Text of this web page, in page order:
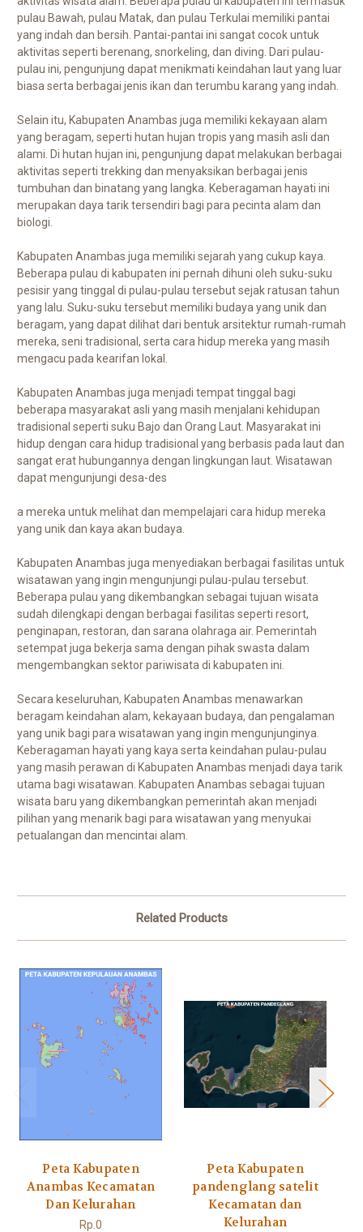
pulau Bawah, pulau Matak, dan pulau Terkulai memiliki pantai
yang indah dan bersih. Pantai-pantai ini sangat cocok untuk
aktivitas seperti berenang, snorkeling, dan diving. Dari pulau-
pulau ini, pengunjung dapat menikmati keindahan laut yang luar
biasa serta berbagai jenis ikan dan terumbu karang yang indah.
Selain itu, Kabupaten Anambas juga memiliki kekayaan alam
yang beragam, seperti hutan hujan tropis yang masih asli dan
alami. Di hutan hujan ini, pengunjung dapat melakukan berbagai
aktivitas seperti trekking dan menyaksikan berbagai jenis
tumbuhan dan binatang yang langka. Keberagaman hayati ini
merupakan daya tarik tersendiri bagi para pecinta alam dan
biologi.
Kabupaten Anambas juga memiliki sejarah yang cukup kaya.
Beberapa pulau di kabupaten ini pernah dihuni oleh suku-suku
pesisir yang tinggal di pulau-pulau tersebut sejak ratusan tahun
yang lalu. Suku-suku tersebut memiliki budaya yang unik dan
beragam, yang dapat dilihat dari bentuk arsitektur rumah-rumah
mereka, seni tradisional, serta cara hidup mereka yang masih
mengacu pada kearifan lokal.
Kabupaten Anambas juga menjadi tempat tinggal bagi
beberapa masyarakat asli yang masih menjalani kehidupan
tradisional seperti suku Bajo dan Orang Laut. Masyarakat ini
hidup dengan cara hidup tradisional yang berbasis pada laut dan
sangat erat hubungannya dengan lingkungan laut. Wisatawan
dapat mengunjungi desa-des
a mereka untuk melihat dan mempelajari cara hidup mereka
yang unik dan kaya akan budaya.
Kabupaten Anambas juga menyediakan berbagai fasilitas untuk
wisatawan yang ingin mengunjungi pulau-pulau tersebut.
Beberapa pulau yang dikembangkan sebagai tujuan wisata
sudah dilengkapi dengan berbagai fasilitas seperti resort,
penginapan, restoran, dan sarana olahraga air. Pemerintah
setempat juga bekerja sama dengan pihak swasta dalam
mengembangkan sektor pariwisata di kabupaten ini.
Secara keseluruhan, Kabupaten Anambas menawarkan
beragam keindahan alam, kekayaan budaya, dan pengalaman
yang unik bagi para wisatawan yang ingin mengunjunginya.
Keberagaman hayati yang kaya serta keindahan pulau-pulau
yang masih perawan di Kabupaten Anambas menjadi daya tarik
utama bagi wisatawan. Kabupaten Anambas sebagai tujuan
wisata baru yang dikembangkan pemerintah akan menjadi
pilihan yang menarik bagi para wisatawan yang menyukai
petualangan dan mencintai alam.
Related Products
Peta Kabupaten
Anambas Kecamatan
Dan Kelurahan
Rp.0
Peta Kabupaten
pandenglang satelit
Kecamatan dan
Kelurahan